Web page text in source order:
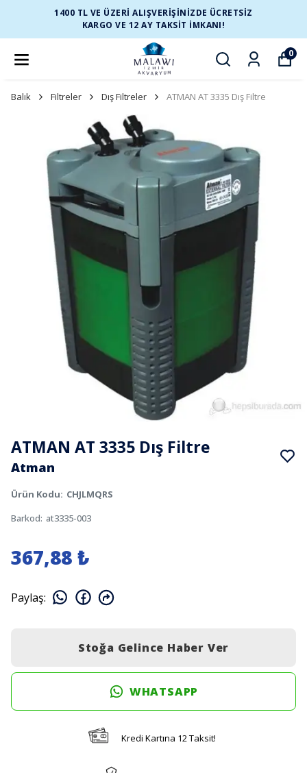
1400 TL VE ÜZERİ ALIŞVERİŞİNİZDE ÜCRETSİZ
KARGO VE 12 AY TAKSİT İMKANI!
0
Balık Filtreler Dış Filtreler ATMAN AT 3335 Dış Filtre
ATMAN AT 3335 Dış Filtre
Atman
Ürün Kodu: CHJLMQRS
Barkod: at3335-003
367,88 ₺
Paylaş:
Stoğa Gelince Haber Ver
WHATSAPP
Kredi Kartına 12 Taksit!